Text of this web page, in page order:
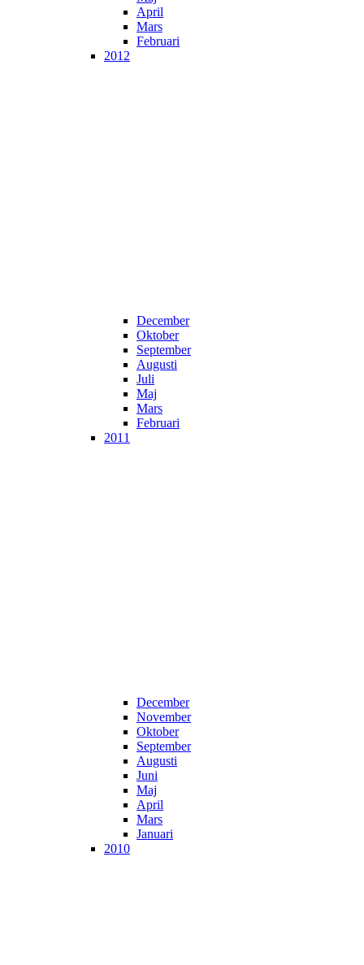
April
Mars
Februari
2012
December
Oktober
September
Augusti
Juli
Maj
Mars
Februari
2011
December
November
Oktober
September
Augusti
Juni
Maj
April
Mars
Januari
2010